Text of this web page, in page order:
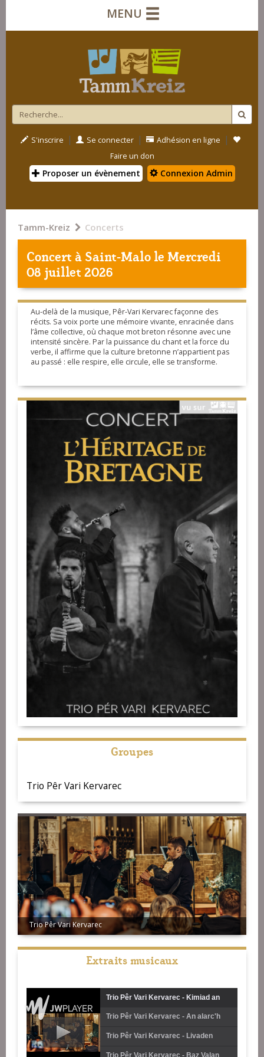
MENU
S'inscrire | Se connecter | Adhésion en ligne |
Faire un don
Proposer un évènement Connexion Admin
Tamm-Kreiz Concerts
Concert àSaint-Malole Mercredi
08 juillet 2026
Au-delà de la musique, Pêr-Vari Kervarec façonne des
récits. Sa voix porte une mémoire vivante, enracinée dans
l’âme collective, où chaque mot breton résonne avec une
intensité sincère. Par la puissance du chant et la force du
verbe, il affirme que la culture bretonne n’appartient pas
au passé : elle respire, elle circule, elle se transforme.
Groupes
Trio Pêr Vari Kervarec
Trio Pêr Vari Kervarec
Extraits musicaux
Trio Pêr Vari Kervarec - Kimiad an
Ene
Trio Pêr Vari Kervarec - An alarc'h
Trio Pêr Vari Kervarec - Livaden